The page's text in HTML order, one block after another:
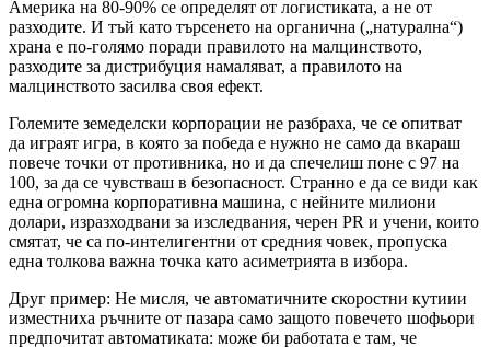
Америка на 80-90% се определят от логистиката, а не от
разходите. И тъй като търсенето на органична („натурална“)
храна е по-голямо поради правилото на малцинството,
разходите за дистрибуция намаляват, а правилото на
малцинството засилва своя ефект.
Големите земеделски корпорации не разбраха, че се опитват
да играят игра, в която за победа е нужно не само да вкараш
повече точки от противника, но и да спечелиш поне с 97 на
100, за да се чувстваш в безопасност. Странно е да се види как
една огромна корпоративна машина, с нейните милиони
долари, изразходвани за изследвания, черен PR и учени, които
смятат, че са по-интелигентни от средния човек, пропуска
една толкова важна точка като асиметрията в избора.
Друг пример: Не мисля, че автоматичните скоростни кутиии
изместниха ръчните от пазара само защото повечето шофьори
предпочитат автоматиката: може би работата е там, че